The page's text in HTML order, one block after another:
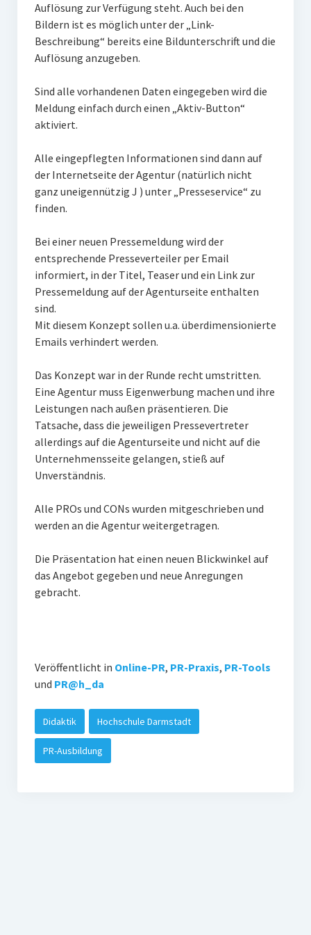
Auflösung zur Verfügung steht. Auch bei den
Bildern ist es möglich unter der „Link-
Beschreibung“ bereits eine Bildunterschrift und die
Auflösung anzugeben.
Sind alle vorhandenen Daten eingegeben wird die
Meldung einfach durch einen „Aktiv-Button“
aktiviert.
Alle eingepflegten Informationen sind dann auf
der Internetseite der Agentur (natürlich nicht
ganz uneigennützig J ) unter „Presseservice“ zu
finden.
Bei einer neuen Pressemeldung wird der
entsprechende Presseverteiler per Email
informiert, in der Titel, Teaser und ein Link zur
Pressemeldung auf der Agenturseite enthalten
sind.
Mit diesem Konzept sollen u.a. überdimensionierte
Emails verhindert werden.
Das Konzept war in der Runde recht umstritten.
Eine Agentur muss Eigenwerbung machen und ihre
Leistungen nach außen präsentieren. Die
Tatsache, dass die jeweiligen Pressevertreter
allerdings auf die Agenturseite und nicht auf die
Unternehmensseite gelangen, stieß auf
Unverständnis.
Alle PROs und CONs wurden mitgeschrieben und
werden an die Agentur weitergetragen.
Die Präsentation hat einen neuen Blickwinkel auf
das Angebot gegeben und neue Anregungen
gebracht.
Veröffentlicht in Online-PR, PR-Praxis, PR-Tools
und PR@h_da
Didaktik Hochschule Darmstadt
PR-Ausbildung